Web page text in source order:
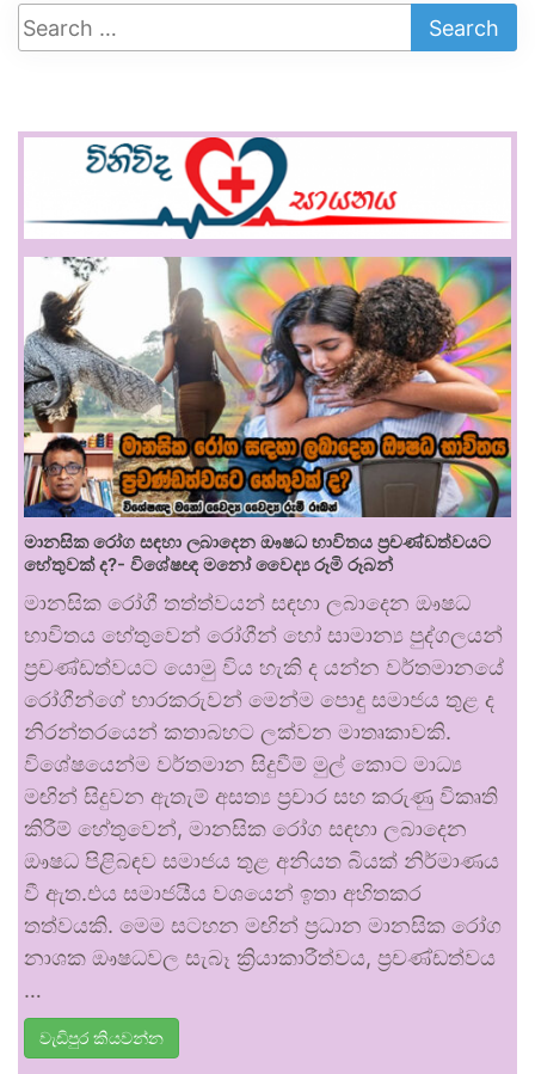
මානසික රෝග සඳහා ලබාදෙන ඖෂධ භාවිතය ප්‍රචණ්ඩත්වයට
හේතුවක් ද?- විශේෂඥ මනෝ වෛද්‍ය රූමි රූබන්
මානසික රෝගී තත්ත්වයන් සඳහා ලබාදෙන ඖෂධ
භාවිතය හේතුවෙන් රෝගීන් හෝ සාමාන්‍ය පුද්ගලයන්
ප්‍රචණ්ඩත්වයට යොමු විය හැකි ද යන්න වර්තමානයේ
රෝගීන්ගේ භාරකරුවන් මෙන්ම පොදු සමාජය තුළ ද
නිරන්තරයෙන් කතාබහට ලක්වන මාතෘකාවකි.
විශේෂයෙන්ම වර්තමාන සිදුවීම් මුල් කොට මාධ්‍ය
මඟින් සිදුවන ඇතැම් අසත්‍ය ප්‍රචාර සහ කරුණු විකෘති
කිරීම් හේතුවෙන්, මානසික රෝග සඳහා ලබාදෙන
ඖෂධ පිළිබඳව සමාජය තුළ අනියත බියක් නිර්මාණය
වී ඇත.එය සමාජයීය වශයෙන් ඉතා අහිතකර
තත්වයකි. මෙම සටහන මඟින් ප්‍රධාන මානසික රෝග
නාශක ඖෂධවල සැබෑ ක්‍රියාකාරීත්වය, ප්‍රචණ්ඩත්වය
…
වැඩිපුර කියවන්න